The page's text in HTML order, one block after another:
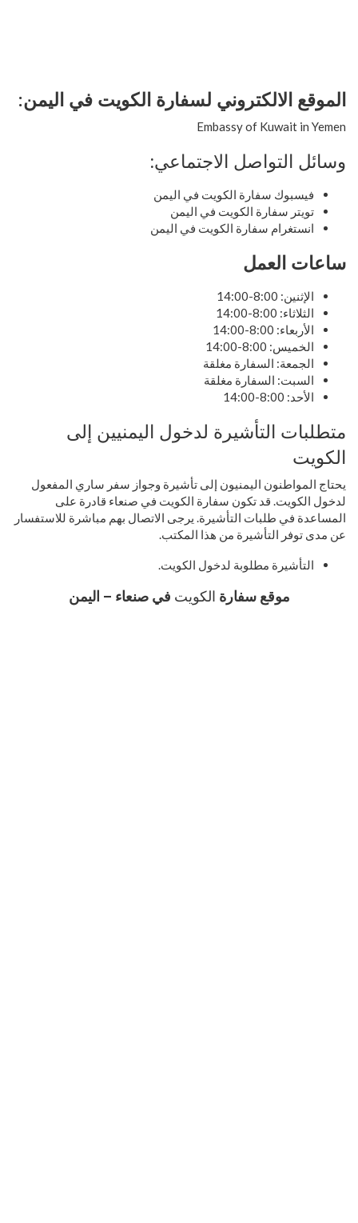
الموقع الالكتروني لسفارة الكويت في اليمن:
Embassy of Kuwait in Yemen
وسائل التواصل الاجتماعي:
فيسبوك سفارة الكويت في اليمن
تويتر سفارة الكويت في اليمن
انستغرام سفارة الكويت في اليمن
ساعات العمل
الإثنين: 8:00-14:00
الثلاثاء: 8:00-14:00
الأربعاء: 8:00-14:00
الخميس: 8:00-14:00
الجمعة: السفارة مغلقة
السبت: السفارة مغلقة
الأحد: 8:00-14:00
متطلبات التأشيرة لدخول اليمنيين إلى
الكويت
يحتاج المواطنون اليمنيون إلى تأشيرة وجواز سفر ساري المفعول
لدخول الكويت. قد تكون سفارة الكويت في صنعاء قادرة على
المساعدة في طلبات التأشيرة. يرجى الاتصال بهم مباشرة للاستفسار
عن مدى توفر التأشيرة من هذا المكتب.
التأشيرة مطلوبة لدخول الكويت.
موقع سفارة الكويت في صنعاء – اليمن